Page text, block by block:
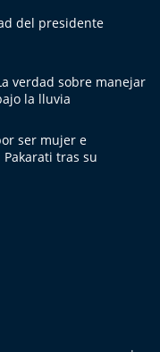
del presidente
verdad sobre manejar
la lluvia
ser mujer e
tras su